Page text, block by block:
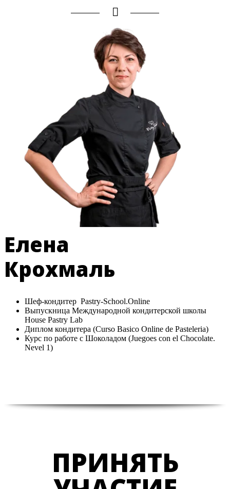
Елена
Крохмаль
Шеф-кондитер Pastry-School.Online
Выпускница Международной кондитерской школы
House Pastry Lab
Диплом кондитера (Curso Basico Online de Pasteleria)
Курс по работе с Шоколадом (Juegoes con el Chocolate.
Nevel 1)
ПРИНЯТЬ